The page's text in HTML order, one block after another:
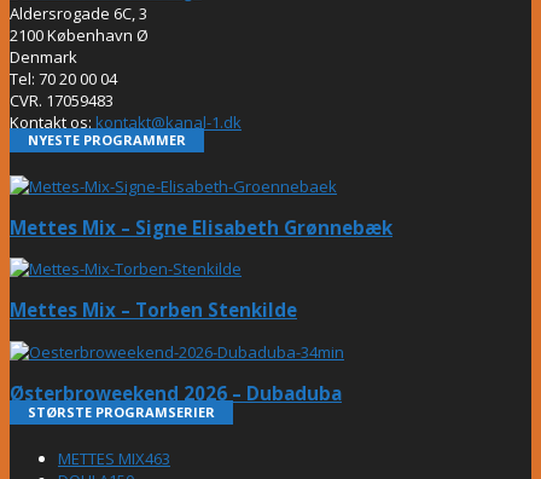
Aldersrogade 6C, 3
2100 København Ø
Denmark
Tel: 70 20 00 04
CVR. 17059483
Kontakt os: kontakt@kanal-1.dk
NYESTE PROGRAMMER
Mettes Mix – Signe Elisabeth Grønnebæk
Mettes Mix – Torben Stenkilde
Østerbroweekend 2026 – Dubaduba
STØRSTE PROGRAMSERIER
METTES MIX463